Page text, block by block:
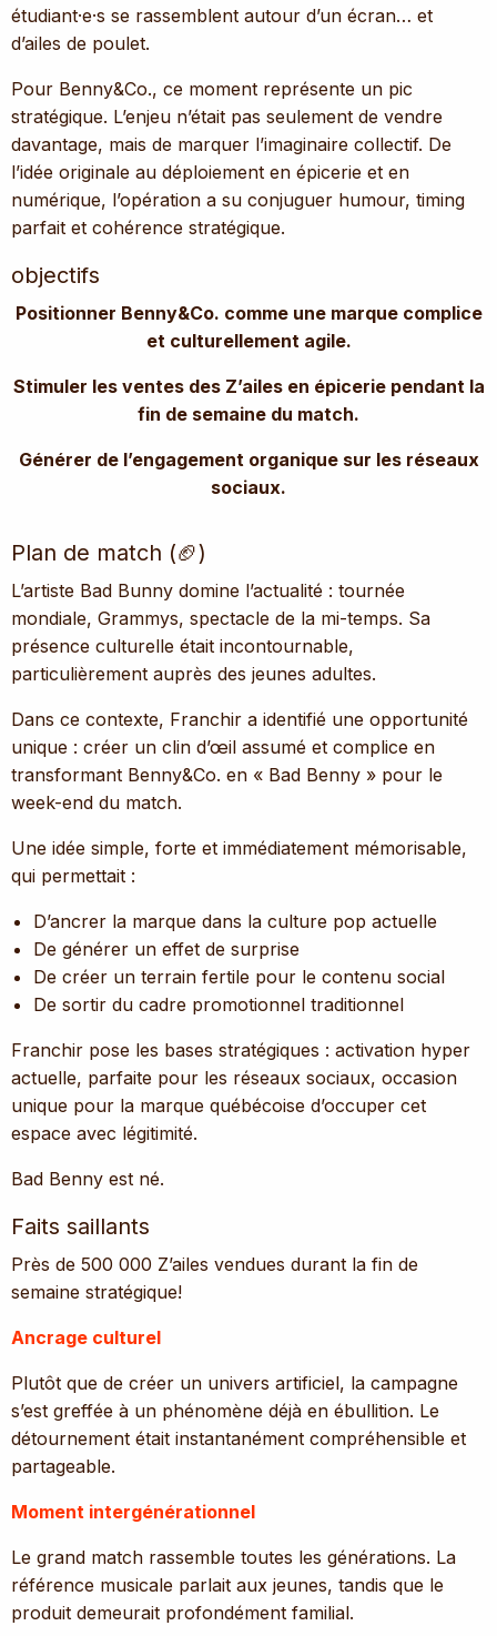
étudiant·e·s se rassemblent autour d’un écran… et
d’ailes de poulet.
Pour Benny&Co., ce moment représente un pic
stratégique. L’enjeu n’était pas seulement de vendre
davantage, mais de marquer l’imaginaire collectif. De
l’idée originale au déploiement en épicerie et en
numérique, l’opération a su conjuguer humour, timing
parfait et cohérence stratégique.
objectifs
Positionner Benny&Co. comme une marque complice
et culturellement agile.
Stimuler les ventes des Z’ailes en épicerie pendant la
fin de semaine du match.
Générer de l’engagement organique sur les réseaux
sociaux.
Plan de match (🏈)
L’artiste Bad Bunny domine l’actualité : tournée
mondiale, Grammys, spectacle de la mi-temps. Sa
présence culturelle était incontournable,
particulièrement auprès des jeunes adultes.
Dans ce contexte, Franchir a identifié une opportunité
unique : créer un clin d’œil assumé et complice en
transformant Benny&Co. en « Bad Benny » pour le
week-end du match.
Une idée simple, forte et immédiatement mémorisable,
qui permettait :
D’ancrer la marque dans la culture pop actuelle
De générer un effet de surprise
De créer un terrain fertile pour le contenu social
De sortir du cadre promotionnel traditionnel
Franchir pose les bases stratégiques : activation hyper
actuelle, parfaite pour les réseaux sociaux, occasion
unique pour la marque québécoise d’occuper cet
espace avec légitimité.
Bad Benny est né.
Faits saillants
Près de 500 000 Z’ailes vendues durant la fin de
semaine stratégique!
Ancrage culturel
Plutôt que de créer un univers artificiel, la campagne
s’est greffée à un phénomène déjà en ébullition. Le
détournement était instantanément compréhensible et
partageable.
Moment intergénérationnel
Le grand match rassemble toutes les générations. La
référence musicale parlait aux jeunes, tandis que le
produit demeurait profondément familial.